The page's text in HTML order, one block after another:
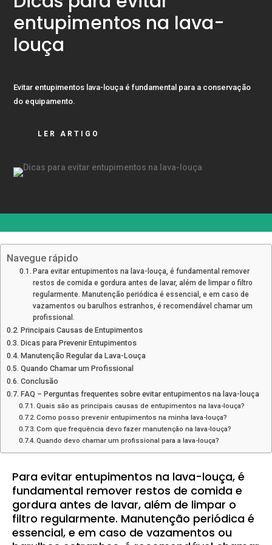
entupimentos na lava-
louça
Evitar entupimentos lava-louça é fundamental para a conservação
do equipamento.
LER ARTIGO
Navegue rápido
Para evitar entupimentos na lava-louça, é fundamental remover
restos de comida e gordura antes de lavar, além de limpar o filtro
regularmente. Manutenção periódica é essencial, e em caso de
vazamentos ou barulhos estranhos, é recomendável chamar um
profissional.
Principais Causas de Entupimentos
Dicas para Prevenir Entupimentos
Manutenção Regular da Lava-Louça
Quando Chamar um Profissional
Conclusão
FAQ – Perguntas frequentes sobre evitar entupimentos na lava-louça
Quais são as principais causas de entupimentos na lava-louça?
Como posso prevenir entupimentos na minha lava-louça?
Com que frequência devo fazer manutenção na lava-louça?
Quando devo chamar um profissional para a lava-louça?
Para evitar entupimentos na lava-louça, é
fundamental remover restos de comida e
gordura antes de lavar, além de limpar o
filtro regularmente. Manutenção periódica é
essencial, e em caso de vazamentos ou